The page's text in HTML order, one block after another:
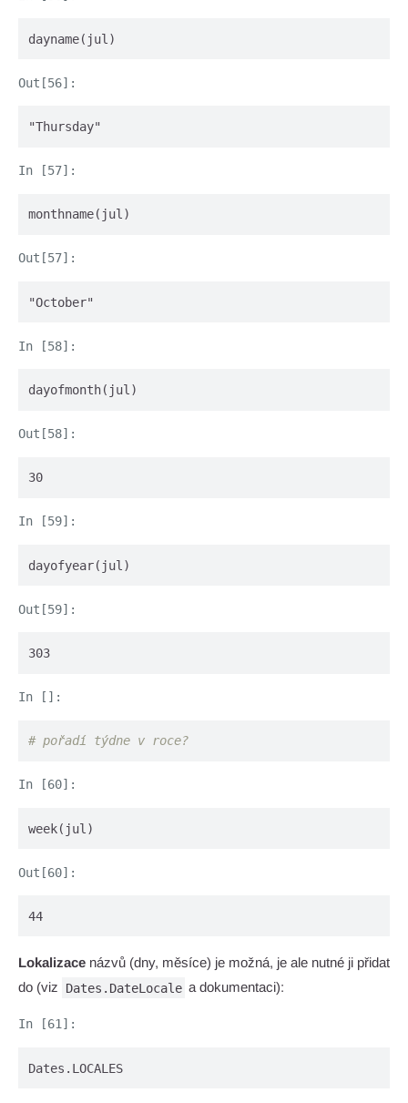
dayname(jul)
"Thursday"
monthname(jul)
"October"
dayofmonth(jul)
30
dayofyear(jul)
303
# pořadí týdne v roce?
week(jul)
44
Lokalizace názvů (dny, měsíce) je možná, je ale nutné ji přidat
do (viz
Dates.DateLocale a dokumentaci):
Dates.LOCALES